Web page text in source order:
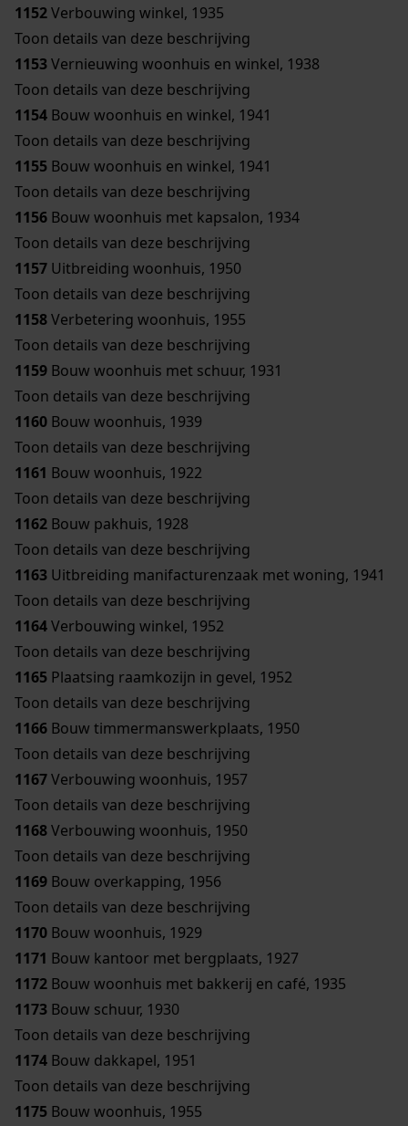
1152Verbouwing winkel, 1935
Toon details van deze beschrijving
1153Vernieuwing woonhuis en winkel, 1938
Toon details van deze beschrijving
1154 Bouw woonhuis en winkel, 1941
Toon details van deze beschrijving
1155 Bouw woonhuis en winkel, 1941
Toon details van deze beschrijving
1156 Bouw woonhuis met kapsalon, 1934
Toon details van deze beschrijving
1157 Uitbreiding woonhuis, 1950
Toon details van deze beschrijving
1158Verbetering woonhuis, 1955
Toon details van deze beschrijving
1159 Bouw woonhuis met schuur, 1931
Toon details van deze beschrijving
1160 Bouw woonhuis, 1939
Toon details van deze beschrijving
1161 Bouw woonhuis, 1922
Toon details van deze beschrijving
1162 Bouw pakhuis, 1928
Toon details van deze beschrijving
1163 Uitbreiding manifacturenzaak met woning, 1941
Toon details van deze beschrijving
1164Verbouwing winkel, 1952
Toon details van deze beschrijving
1165 Plaatsing raamkozijn in gevel, 1952
Toon details van deze beschrijving
1166 Bouw timmermanswerkplaats, 1950
Toon details van deze beschrijving
1167Verbouwing woonhuis, 1957
Toon details van deze beschrijving
1168Verbouwing woonhuis, 1950
Toon details van deze beschrijving
1169 Bouw overkapping, 1956
Toon details van deze beschrijving
1170 Bouw woonhuis, 1929
1171 Bouw kantoor met bergplaats, 1927
1172 Bouw woonhuis met bakkerij en café, 1935
1173 Bouw schuur, 1930
Toon details van deze beschrijving
1174 Bouw dakkapel, 1951
Toon details van deze beschrijving
1175 Bouw woonhuis, 1955